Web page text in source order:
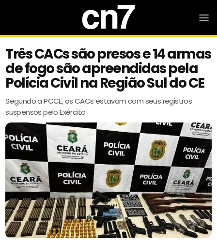
Três CACs são presos e 14 armas
de fogo são apreendidas pela
Polícia Civil na Região Sul do CE
Segundo a PCCE, os CACs estavam com seus registros
suspensos pelo Exército